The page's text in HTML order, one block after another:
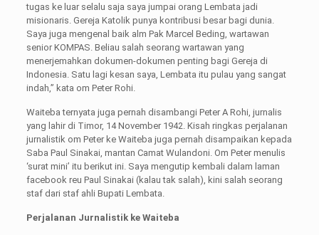
tugas ke luar selalu saja saya jumpai orang Lembata jadi
misionaris. Gereja Katolik punya kontribusi besar bagi dunia.
Saya juga mengenal baik alm Pak Marcel Beding, wartawan
senior KOMPAS. Beliau salah seorang wartawan yang
menerjemahkan dokumen-dokumen penting bagi Gereja di
Indonesia. Satu lagi kesan saya, Lembata itu pulau yang sangat
indah,” kata om Peter Rohi.
Waiteba ternyata juga pernah disambangi Peter A Rohi, jurnalis
yang lahir di Timor, 14 November 1942. Kisah ringkas perjalanan
jurnalistik om Peter ke Waiteba juga pernah disampaikan kepada
Saba Paul Sinakai, mantan Camat Wulandoni. Om Peter menulis
‘surat mini’ itu berikut ini. Saya mengutip kembali dalam laman
facebook reu Paul Sinakai (kalau tak salah), kini salah seorang
staf dari staf ahli Bupati Lembata.
Perjalanan Jurnalistik ke Waiteba